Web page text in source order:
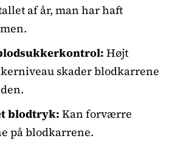
af år, man har haft
Højt
skader blodkarrene
blodtryk: Kan forværre
på blodkarrene.